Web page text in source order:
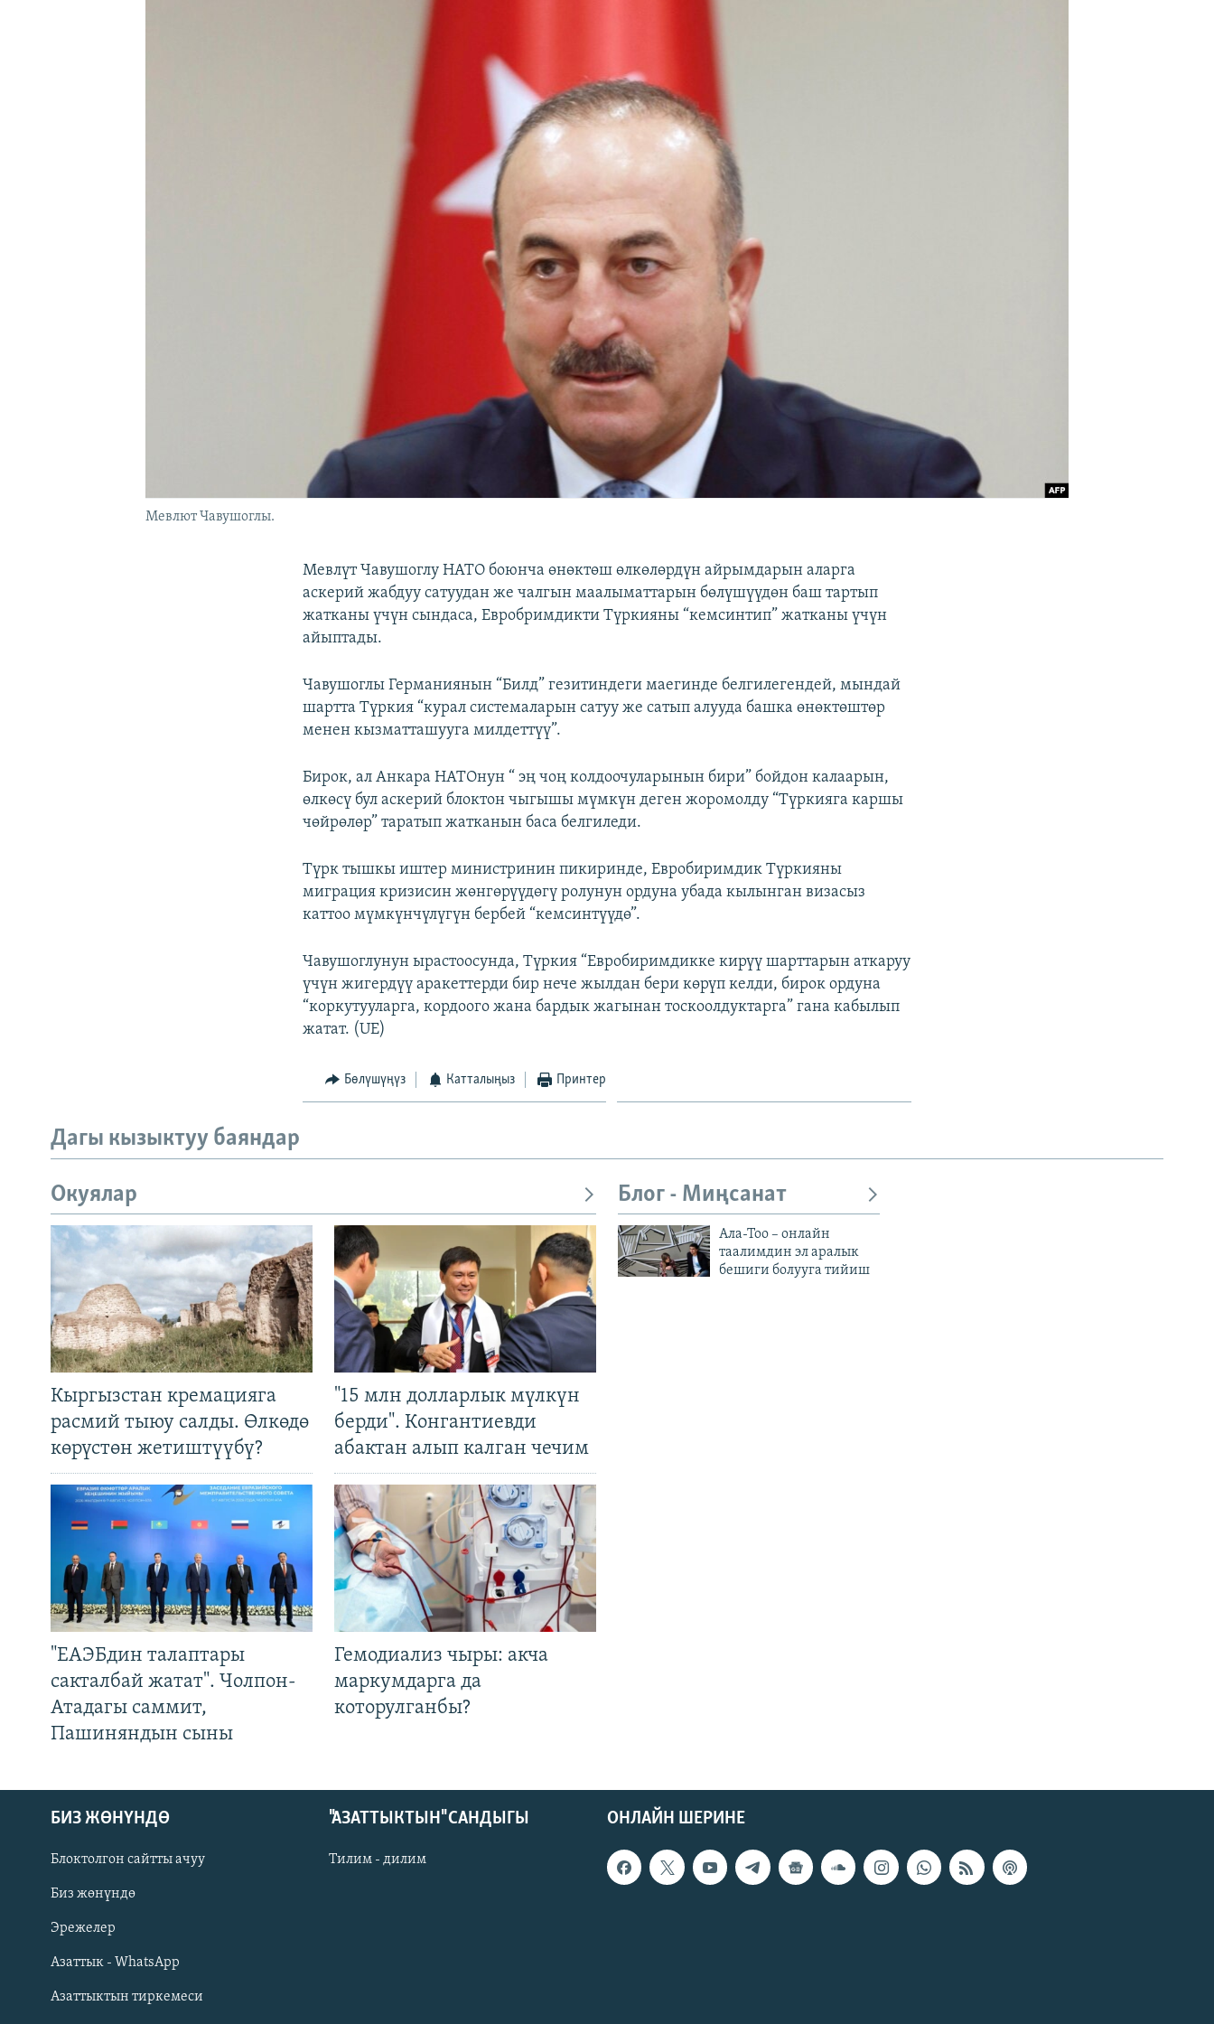
Русский
ОНЛАЙН ШЕРИНЕ
Мевлют Чавушоглы.
Мевлүт Чавушоглу НАТО боюнча өнөктөш өлкөлөрдүн айрымдарын аларга
аскерий жабдуу сатуудан же чалгын маалыматтарын бөлүшүүдөн баш тартып
жатканы үчүн сындаса, Евробримдикти Түркияны “кемсинтип” жатканы үчүн
айыптады.
Чавушоглы Германиянын “Билд” гезитиндеги маегинде белгилегендей, мындай
шартта Түркия “курал системаларын сатуу же сатып алууда башка өнөктөштөр
менен кызматташууга милдеттүү”.
Бирок, ал Анкара НАТОнун “ эң чоң колдоочуларынын бири” бойдон калаарын,
өлкөсү бул аскерий блоктон чыгышы мүмкүн деген жоромолду “Түркияга каршы
чөйрөлөр” таратып жатканын баса белгиледи.
Түрк тышкы иштер министринин пикиринде, Евробиримдик Түркияны
миграция кризисин жөнгөрүүдөгү ролунун ордуна убада кылынган визасыз
каттоо мүмкүнчүлүгүн бербей “кемсинтүүдө”.
Чавушоглунун ырастоосунда, Түркия “Евробиримдикке кирүү шарттарын аткаруу
үчүн жигердүү аракеттерди бир нече жылдан бери көрүп келди, бирок ордуна
“коркутууларга, кордоого жана бардык жагынан тоскоолдуктарга” гана кабылып
жатат. (UE)
Бөлүшүңүз Катталыңыз Принтер
Дагы кызыктуу баяндар
Окуялар
Кыргызстан кремацияга
расмий тыюу салды. Өлкөдө
көрүстөн жетиштүүбү?
"15 млн долларлык мүлкүн
берди". Конгантиевди
абактан алып калган чечим
"ЕАЭБдин талаптары
сакталбай жатат". Чолпон-
Атадагы саммит,
Пашиняндын сыны
Гемодиализ чыры: акча
маркумдарга да
которулганбы?
Блог - Миңсанат
Ала-Тоо – онлайн
таалимдин эл аралык
бешиги болууга тийиш
ОНЛАЙН ШЕРИНЕ
БИЗ ЖӨНҮНДӨ
Блоктолгон сайтты ачуу
Биз жөнүндө
Эрежелер
Азаттык - WhatsApp
Азаттыктын тиркемеси
"АЗАТТЫКТЫН" САНДЫГЫ
Тилим - дилим